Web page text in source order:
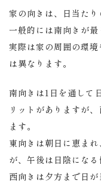
家の向きは、日当たり
一般的には南向きが
実際は家の周囲の環
は異なります。
南向きは1日を通して
リットがありますが
ます。
東向きは朝日に恵ま
が、午後は日陰になる
西向きは夕方まで日